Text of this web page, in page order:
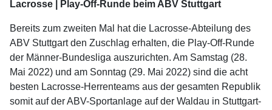
Lacrosse | Play-Off-Runde beim ABV Stuttgart
Bereits zum zweiten Mal hat die Lacrosse-Abteilung des
ABV Stuttgart den Zuschlag erhalten, die Play-Off-Runde
der Männer-Bundesliga auszurichten. Am Samstag (28.
Mai 2022) und am Sonntag (29. Mai 2022) sind die acht
besten Lacrosse-Herrenteams aus der gesamten Republik
somit auf der ABV-Sportanlage auf der Waldau in Stuttgart-